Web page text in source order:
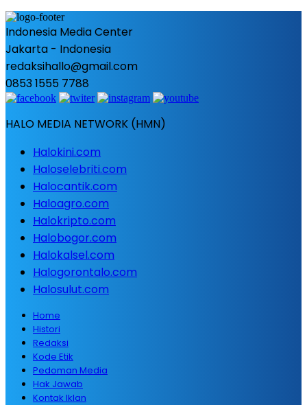
Indonesia Media Center
Jakarta - Indonesia
redaksihallo@gmail.com
0853 1555 7788
HALO MEDIA NETWORK (HMN)
Halokini.com
Haloselebriti.com
Halocantik.com
Haloagro.com
Halokripto.com
Halobogor.com
Halokalsel.com
Halogorontalo.com
Halosulut.com
Home
Histori
Redaksi
Kode Etik
Pedoman Media
Hak Jawab
Kontak Iklan